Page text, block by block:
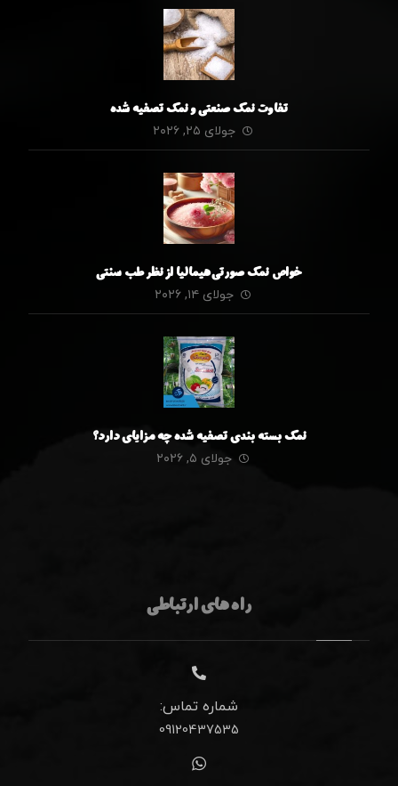
تفاوت نمک صنعتی و نمک تصفیه شده
جولای ۲۵, ۲۰۲۶
خواص نمک صورتی هیمالیا از نظر طب سنتی
جولای ۱۴, ۲۰۲۶
نمک بسته بندی تصفیه شده چه مزایای دارد؟
جولای ۵, ۲۰۲۶
راه های ارتباطی
شماره تماس:
09120437535